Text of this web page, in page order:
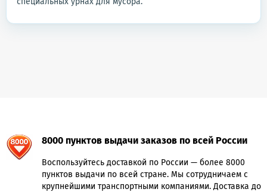
8000 пунктов выдачи заказов по всей России
Воспользуйтесь доставкой по России — более 8000
пунктов выдачи по всей стране. Мы сотрудничаем с
крупнейшими транспортными компаниями. Доставка до